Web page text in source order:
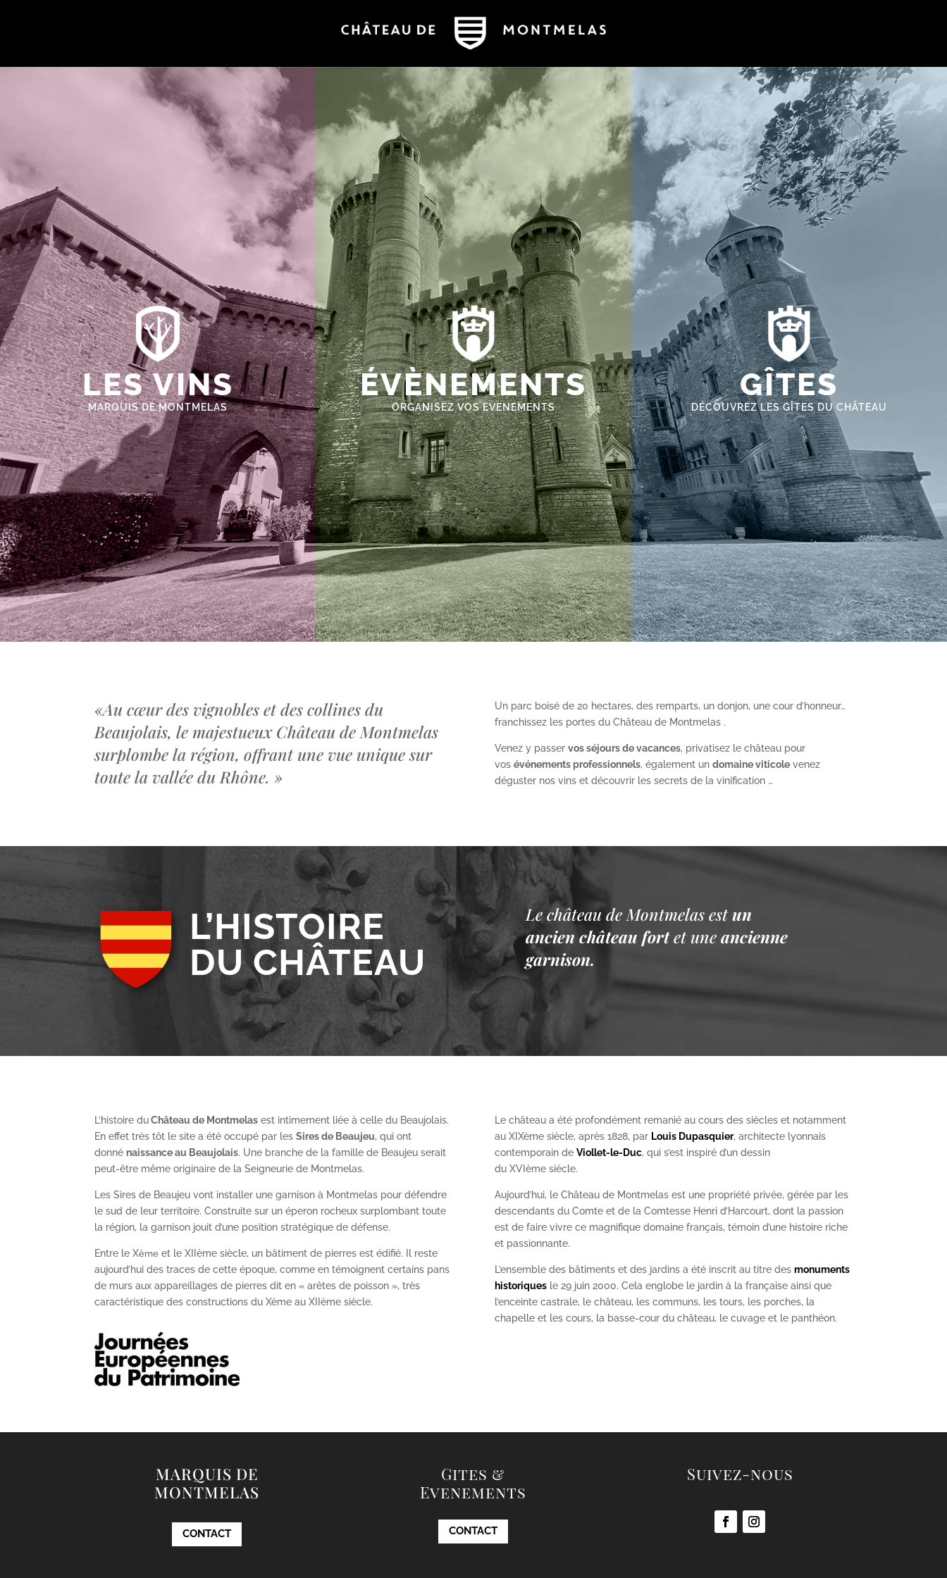
LES VINS
MARQUIS DE MONTMELAS
ÉVÈNEMENTS
ORGANISEZ VOS EVENEMENTS
GÎTES
DÉCOUVREZ LES GÎTES DU CHÂTEAU
«Au cœur des vignobles et des collines du
Beaujolais, le majestueux Château de Montmelas
surplombe la région, offrant une vue unique sur
toute la vallée du Rhône. »
Un parc boisé de 20 hectares, des remparts, un donjon, une cour d’honneur…
franchissez les portes du Château de Montmelas .
Venez y passer vos séjours de vacances, privatisez le château pour
vos événements professionnels, également un domaine viticolevenez
déguster nos vins et découvrir les secrets de la vinification …
L’HISTOIRE
DU CHÂTEAU
Le château de Montmelas est un
ancien château fort et une ancienne
garnison.
L’histoire duChâteau de Montmelas est intimement liée à celle du Beaujolais.
En effet très tôt le site a été occupé par lesSires de Beaujeu, qui ont
donné naissance au Beaujolais. Une branche de la famille de Beaujeu serait
peut-être même originaire de la Seigneurie de Montmelas.
Les Sires de Beaujeu vont installer une garnison à Montmelas pour défendre
le sud de leur territoire. Construite sur un éperon rocheux surplombant toute
la région, la garnison jouit d’une position stratégique de défense.
Entre le Xème et le XIIème siècle, un bâtiment de pierres est édifié. Il reste
aujourd’hui des traces de cette époque, comme en témoignent certains pans
de murs aux appareillages de pierres dit en « arêtes de poisson », très
caractéristique des constructions du Xème au XIIème siècle.
Le château a été profondément remanié au cours des siècles et notamment
au XIXèmesiècle, après 1828, par Louis Dupasquier, architecte lyonnais
contemporain de Viollet-le-Duc, qui s’est inspiré d’un dessin
du XVI èmesiècle.
Aujourd’hui, le Château de Montmelas est une propriété privée, gérée par les
descendants du Comte et de la Comtesse Henri d’Harcourt, dont la passion
est de faire vivre ce magnifique domaine français, témoin d’une histoire riche
et passionnante.
L’ensemble des bâtiments et des jardins a été inscrit au titre des monuments
historiquesle 29 juin 2000. Cela englobe le jardin à la française ainsi que
l’enceinte castrale, le château, les communs, les tours, les porches, la
chapelle et les cours, la basse-cour du château, le cuvage et le panthéon.
MARQUIS DE
MONTMELAS
CONTACT
Gites &
Evenements
CONTACT
Suivez-nous